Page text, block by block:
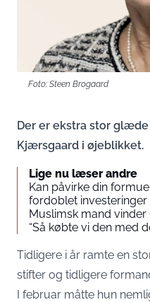
Foto: Steen Brogaard
Der er ekstra stor
Kjærsgaard i øjeblikket.
Lige nu læser andre
Kan påvirke din
fordoblet investeringer
Muslimsk mand vinder
“Så købte vi den med
Tidligere i år ramte en
stifter og tidligere
I februar måtte hun